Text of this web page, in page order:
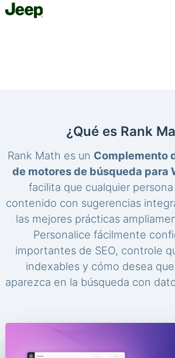
¿Qué es Rank
Rank Math es un Complemento
de motores de búsqueda para
facilita que cualquier
contenido con sugerencias
las mejores prácticas
Personalice fácilmente
importantes de SEO, controle
indexables y cómo desea
aparezca en la búsqueda con